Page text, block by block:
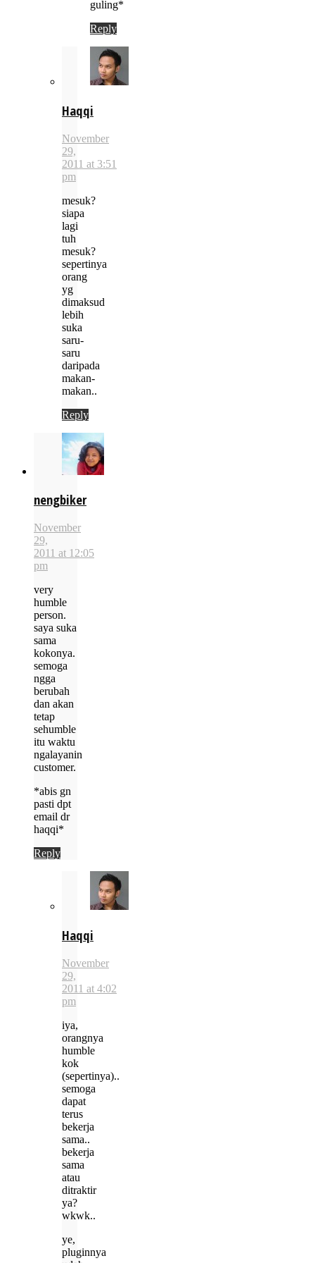
guling*
Reply
Haqqi
November
29,
2011 at 3:51
pm
mesuk?
siapa
lagi
tuh
mesuk?
sepertinya
orang
yg
dimaksud
lebih
suka
saru-
saru
daripada
makan-
makan..
Reply
nengbiker
November
29,
2011 at 12:05
pm
very
humble
person.
saya suka
sama
kokonya.
semoga
ngga
berubah
dan akan
tetap
sehumble
itu waktu
ngalayanin
customer.
*abis gn
pasti dpt
email dr
haqqi*
Reply
Haqqi
November
29,
2011 at 4:02
pm
iya,
orangnya
humble
kok
(sepertinya)..
semoga
dapat
terus
bekerja
sama..
bekerja
sama
atau
ditraktir
ya?
wkwk..
ye,
pluginnya